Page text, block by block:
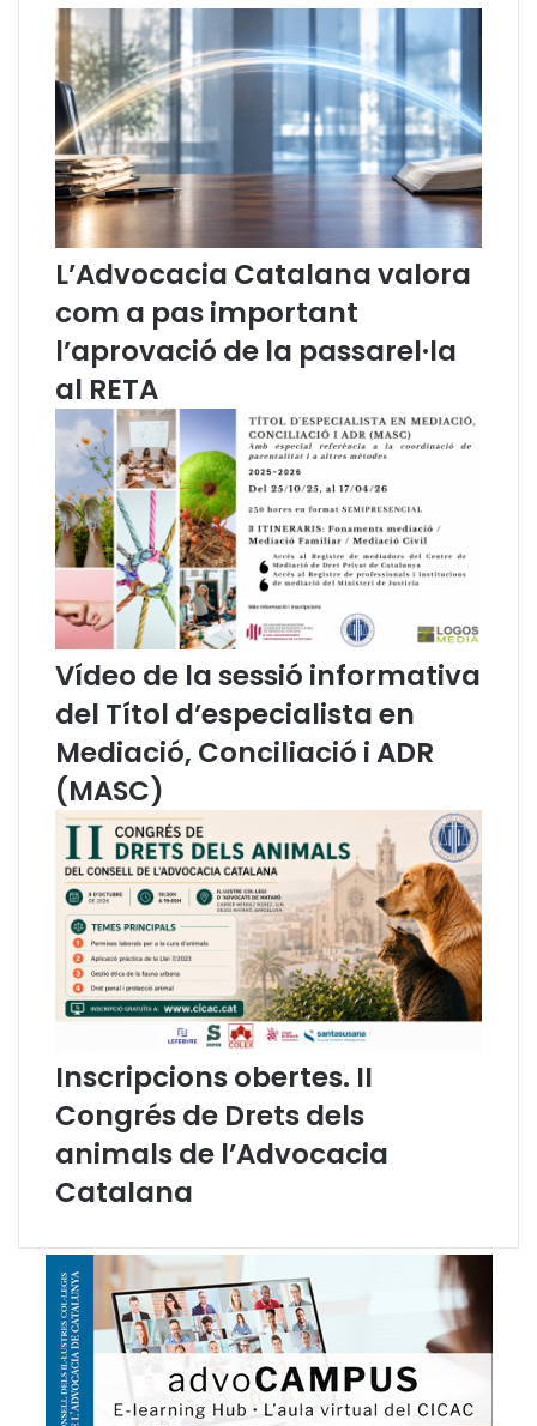
d
e
m
a
n
a
l
a
i
m
m
d
i
a
a
e
x
e
c
u
c
ó
e
C
o
r
e
o
r
M
e
d
i
t
r
a
n
r
o
a
t
a
m
l
r
e
m
P
r
o
c
u
r
a
u
a
2
0
L’Advocacia Catalana valora
com a pas important
l’aprovació de la passarel·la
al RETA
Vídeo de la sessió informativa
del Títol d’especialista en
Mediació, Conciliació i ADR
(MASC)
Inscripcions obertes. II
Congrés de Drets dels
animals de l’Advocacia
Catalana